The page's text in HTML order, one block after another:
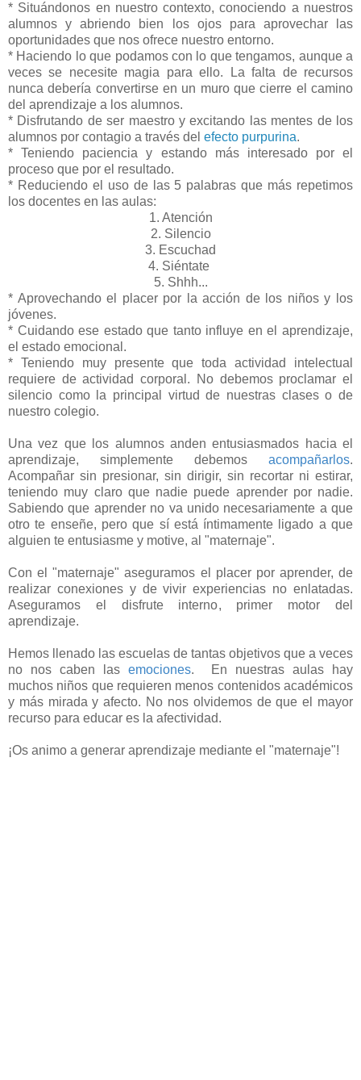
* Situándonos en nuestro contexto, conociendo a nuestros
alumnos y abriendo bien los ojos para aprovechar las
oportunidades que nos ofrece nuestro entorno.
* Haciendo lo que podamos con lo que tengamos, aunque a
veces se necesite magia para ello. La falta de recursos
nunca debería convertirse en un muro que cierre el camino
del aprendizaje a los alumnos.
* Disfrutando de ser maestro y excitando las mentes de los
alumnos por contagio a través del efecto purpurina.
* Teniendo paciencia y estando más interesado por el
proceso que por el resultado.
* Reduciendo el uso de las 5 palabras que más repetimos
los docentes en las aulas:
1. Atención
2. Silencio
3. Escuchad
4. Siéntate
5. Shhh...
* Aprovechando el placer por la acción de los niños y los
jóvenes.
* Cuidando ese estado que tanto influye en el aprendizaje,
el estado emocional.
* Teniendo muy presente que toda actividad intelectual
requiere de actividad corporal. No debemos proclamar el
silencio como la principal virtud de nuestras clases o de
nuestro colegio.
Una vez que los alumnos anden entusiasmados hacia el
aprendizaje, simplemente debemos acompañarlos.
Acompañar sin presionar, sin dirigir, sin recortar ni estirar,
teniendo muy claro que nadie puede aprender por nadie.
Sabiendo que aprender no va unido necesariamente a que
otro te enseñe, pero que sí está íntimamente ligado a que
alguien te entusiasme y motive, al "maternaje".
Con el "maternaje" aseguramos el placer por aprender, de
realizar conexiones y de vivir experiencias no enlatadas.
Aseguramos el disfrute interno, primer motor del
aprendizaje.
Hemos llenado las escuelas de tantas objetivos que a veces
no nos caben lasemociones. En nuestras aulas hay
muchos niños que requieren menos contenidos académicos
y más mirada y afecto. No nos olvidemos de que el mayor
recurso para educar es la afectividad.
¡Os animo a generar aprendizaje mediante el "maternaje"!